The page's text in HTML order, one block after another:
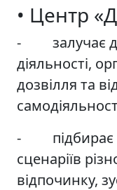
• Центр
- залучає
діяльності,
дозвілля та
- підбирає
сценаріїв
відпочинку,